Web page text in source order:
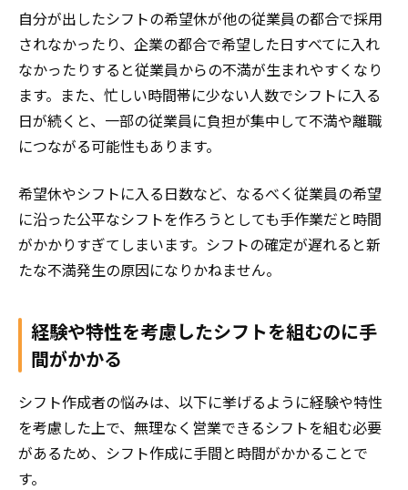
自分が出したシフトの希望休が他の従業員の都合で採用
されなかったり、企業の都合で希望した日すべてに入れ
なかったりすると従業員からの不満が生まれやすくなり
ます。また、忙しい時間帯に少ない人数でシフトに入る
日が続くと、一部の従業員に負担が集中して不満や離職
につながる可能性もあります。
希望休やシフトに入る日数など、なるべく従業員の希望
に沿った公平なシフトを作ろうとしても手作業だと時間
がかかりすぎてしまいます。シフトの確定が遅れると新
たな不満発生の原因になりかねません。
経験や特性を考慮したシフトを組むのに手
間がかかる
シフト作成者の悩みは、以下に挙げるように経験や特性
を考慮した上で、無理なく営業できるシフトを組む必要
があるため、シフト作成に手間と時間がかかることで
す。